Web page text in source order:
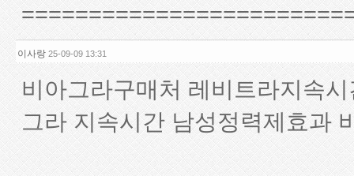
이사랑 25-09-09 13:31
비아그라구매처 레비트라지속
그라 지속시간 남성정력제효과